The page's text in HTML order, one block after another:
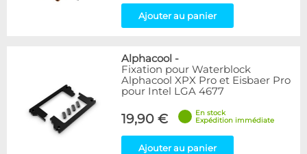
Ajouter au panier
Alphacool -
Fixation pour Waterblock
Alphacool XPX Pro et Eisbaer Pro
pour Intel LGA 4677
19,90 €
En stock
Expédition immédiate
Ajouter au panier